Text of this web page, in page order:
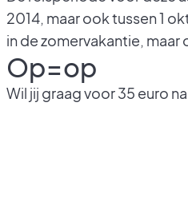
2014, maar ook tussen 1
in de zomervakantie, maar
Op=op
Wil jij graag voor 35 euro